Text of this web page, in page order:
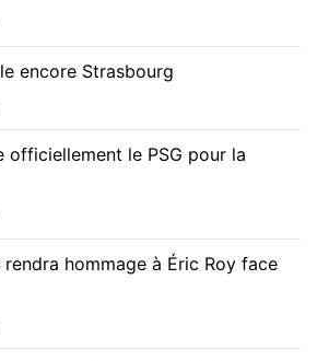
encore Strasbourg
officiellement le PSG pour la
hommage à Éric Roy face